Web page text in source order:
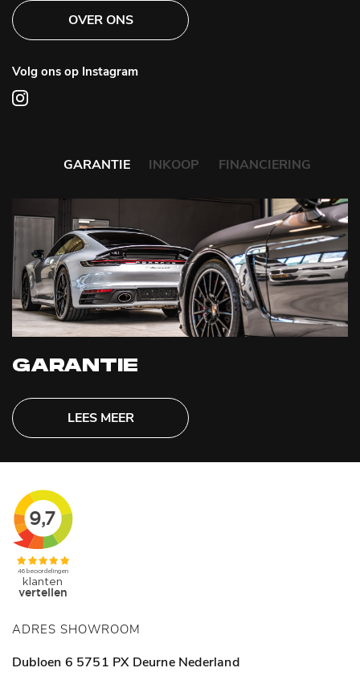
OVER ONS
Volg ons op Instagram
GARANTIE INKOOP FINANCIERING
GARANTIE
LEES MEER
ADRES SHOWROOM
Dubloen 6 5751 PX Deurne Nederland